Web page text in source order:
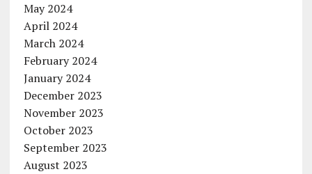
May 2024
April 2024
March 2024
February 2024
January 2024
December 2023
November 2023
October 2023
September 2023
August 2023